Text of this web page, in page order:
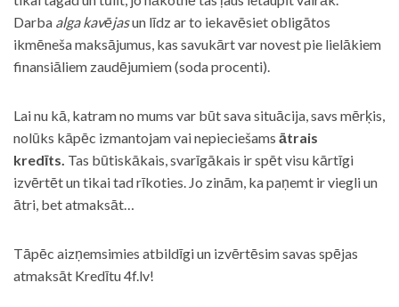
Darba alga kavējasun līdz ar to iekavēsiet obligātos
ikmēneša maksājumus, kas savukārt var novest pie lielākiem
finansiāliem zaudējumiem (soda procenti).
Lai nu kā, katram no mums var būt sava situācija, savs mērķis,
nolūks kāpēc izmantojam vai nepieciešams ātrais
kredīts. Tas būtiskākais, svarīgākais ir spēt visu kārtīgi
izvērtēt un tikai tad rīkoties. Jo zinām, ka paņemt ir viegli un
ātri, bet atmaksāt…
Tāpēc aizņemsimies atbildīgi un izvērtēsim savas spējas
atmaksāt Kredītu 4f.lv!